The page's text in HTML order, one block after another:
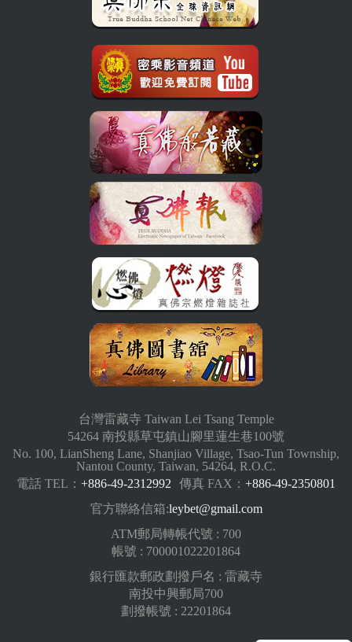
台灣雷藏寺 Taiwan Lei Tsang Temple
54264 南投縣草屯鎮山腳里蓮生巷100號
No. 100, LianSheng Lane, Shanjiao Village, Tsao-Tun Township,
Nantou County, Taiwan, 54264, R.O.C.
電話 TEL： +886-49-2312992 傳真 FAX： +886-49-2350801
官方聯絡信箱:leybet@gmail.com
ATM郵局轉帳代號 : 700
帳號 : 700001022201864
銀行匯款郵政劃撥戶名 : 雷藏寺
南投中興郵局700
劃撥帳號 : 22201864